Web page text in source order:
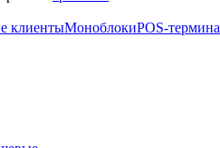
клиентыМоноблокиPOS-